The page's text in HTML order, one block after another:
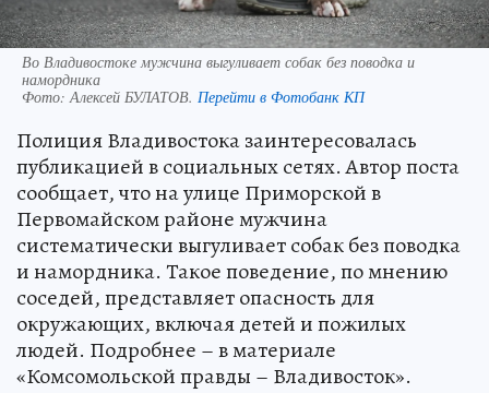
Во Владивостоке мужчина выгуливает собак без поводка и
намордника
Фото:Алексей БУЛАТОВ. Перейти в Фотобанк КП
Полиция Владивостока заинтересовалась
публикацией в социальных сетях. Автор поста
сообщает, что на улице Приморской в
Первомайском районе мужчина
систематически выгуливает собак без поводка
и намордника. Такое поведение, по мнению
соседей, представляет опасность для
окружающих, включая детей и пожилых
людей. Подробнее – в материале
«Комсомольской правды – Владивосток».